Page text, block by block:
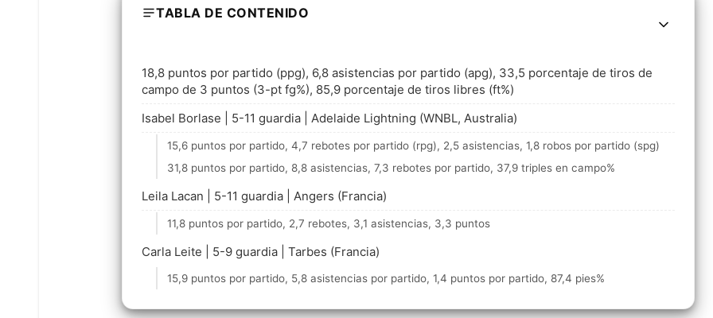
TABLA DE CONTENIDO
18,8 puntos por partido (ppg), 6,8 asistencias por partido (apg), 33,5 porcentaje de tiros de
campo de 3 puntos (3-pt fg%), 85,9 porcentaje de tiros libres (ft%)
Isabel Borlase | 5-11 guardia | Adelaide Lightning (WNBL, Australia)
15,6 puntos por partido, 4,7 rebotes por partido (rpg), 2,5 asistencias, 1,8 robos por partido (spg)
31,8 puntos por partido, 8,8 asistencias, 7,3 rebotes por partido, 37,9 triples en campo%
Leila Lacan | 5-11 guardia | Angers (Francia)
11,8 puntos por partido, 2,7 rebotes, 3,1 asistencias, 3,3 puntos
Carla Leite | 5-9 guardia | Tarbes (Francia)
15,9 puntos por partido, 5,8 asistencias por partido, 1,4 puntos por partido, 87,4 pies%